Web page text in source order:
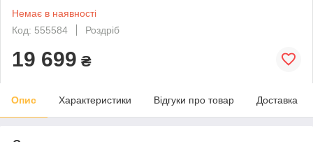
Немає в наявності
Код: 555584
Роздріб
19 699 ₴
Опис Характеристики Відгуки про товар Доставка